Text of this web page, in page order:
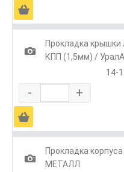
Ä
1
Прокладка
КПП (1,5мм) /
14-
- +
Ä
1
Прокладка
МЕТАЛЛ